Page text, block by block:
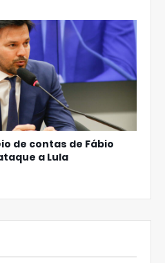
de contas de Fábio
a Lula